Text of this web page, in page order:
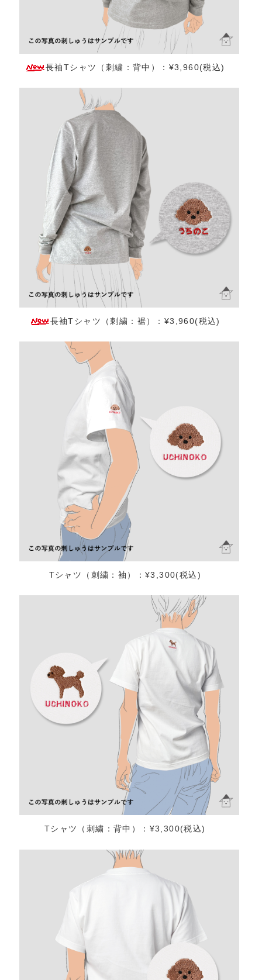
長袖Tシャツ（刺繍：背中）：¥3,960(税込)
長袖Tシャツ（刺繍：裾）：¥3,960(税込)
Tシャツ（刺繍：袖）：¥3,300(税込)
Tシャツ（刺繍：背中）：¥3,300(税込)